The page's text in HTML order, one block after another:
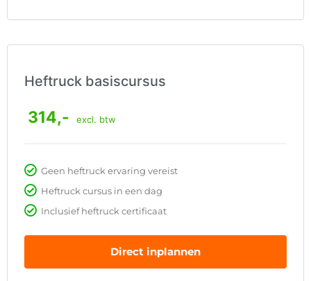
Heftruck basiscursus
314,- excl. btw
Geen heftruck ervaring vereist
Heftruck cursus in een dag
Inclusief heftruck certificaat
Direct inplannen